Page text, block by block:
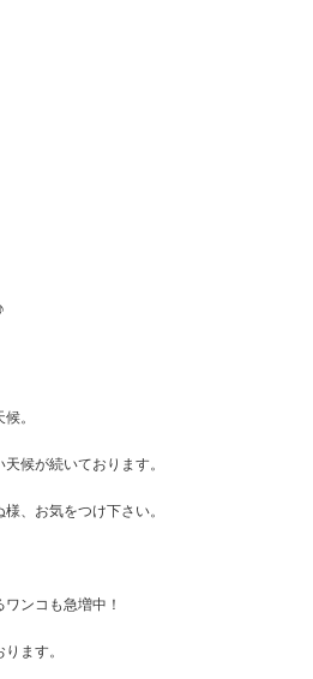
。
候が続いております。
、お気をつけ下さい。
ンコも急増中！
ます。